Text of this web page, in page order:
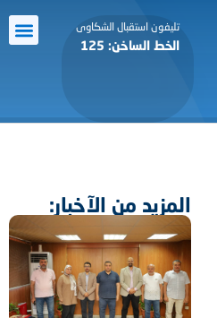
تليفون استقبال الشكاوى
الخط الساخن: 125
المزيد من الآخبار: